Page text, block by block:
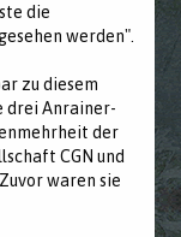
die
werden".
zu diesem
drei Anrainer-
der
CGN und
waren sie